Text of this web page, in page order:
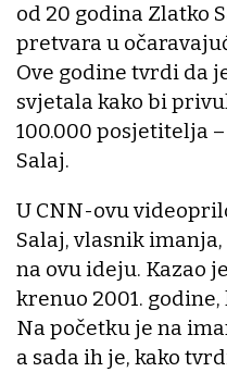
od 20 godina Zlatko
pretvara u
Ove godine tvrdi da
svjetala kako bi
100.000 posjetitelja
Salaj.
U CNN-ovu
Salaj, vlasnik
na ovu ideju. Kazao
krenuo 2001. godine,
Na početku je na
a sada ih je, kako